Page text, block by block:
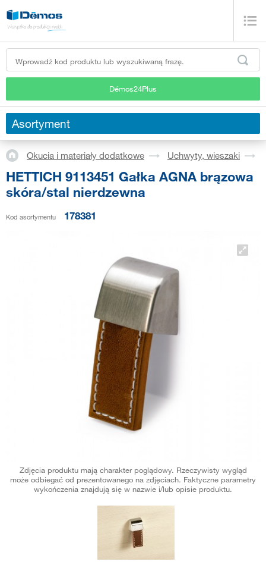
Démos24Plus
Asortyment
Okucia i materiały dodatkowe Uchwyty, wieszaki
HETTICH 9113451 Gałka AGNA brązowa
skóra/stal nierdzewna
Kod asortymentu 178381
Zdjęcia produktu mają charakter poglądowy. Rzeczywisty wygląd
może odbiegać od prezentowanego na zdjęciach. Faktyczne parametry
wykończenia znajdują się w nazwie i/lub opisie produktu.